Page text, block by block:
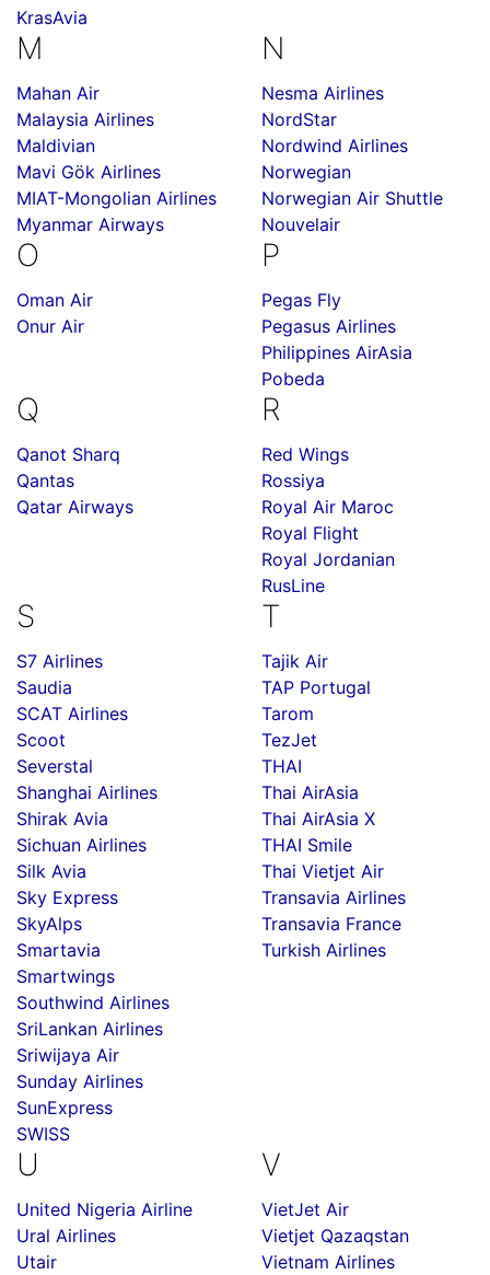
KrasAvia
M
Mahan Air
Malaysia Airlines
Maldivian
Mavi Gök Airlines
MIAT-Mongolian Airlines
Myanmar Airways
N
Nesma Airlines
NordStar
Nordwind Airlines
Norwegian
Norwegian Air Shuttle
Nouvelair
O
Oman Air
Onur Air
P
Pegas Fly
Pegasus Airlines
Philippines AirAsia
Pobeda
Q
Qanot Sharq
Qantas
Qatar Airways
R
Red Wings
Rossiya
Royal Air Maroc
Royal Flight
Royal Jordanian
RusLine
S
S7 Airlines
Saudia
SCAT Airlines
Scoot
Severstal
Shanghai Airlines
Shirak Avia
Sichuan Airlines
Silk Avia
Sky Express
SkyAlps
Smartavia
Smartwings
Southwind Airlines
SriLankan Airlines
Sriwijaya Air
Sunday Airlines
SunExpress
SWISS
T
Tajik Air
TAP Portugal
Tarom
TezJet
THAI
Thai AirAsia
Thai AirAsia X
THAI Smile
Thai Vietjet Air
Transavia Airlines
Transavia France
Turkish Airlines
U
United Nigeria Airline
Ural Airlines
Utair
V
VietJet Air
Vietjet Qazaqstan
Vietnam Airlines